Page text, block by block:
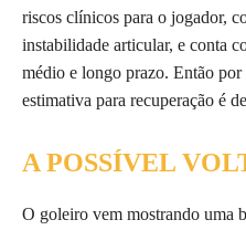
riscos clínicos para o jogador,
instabilidade articular, e conta
médio e longo prazo. Então por
estimativa para recuperação é
A POSSÍVEL
O goleiro vem mostrando uma